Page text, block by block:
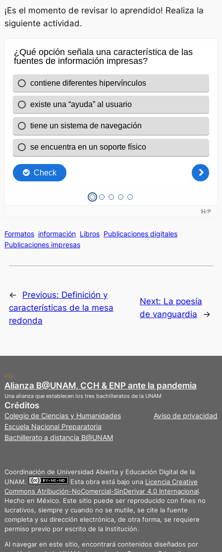
¡Es el momento de revisar lo aprendido! Realiza la
siguiente actividad.
Formatos información Libros Publicaciones digitales
Publicaciones impresas
← Previous: Definición y
características de la mesa
redonda
Next: La poesía
de vanguardia
→
Alianza B@UNAM, CCH & ENP ante la pandemia
Una alianza que establecen los tres bachilleratos de la UNAM
Créditos
Colegio de Ciencias y Humanidades
Escuela Nacional Preparatoria
Bachillerato a distancia B@UNAM
Aviso de privacidad
Coordinación de Universidad Abierta y Educación Digital de la
UNAM.
Esta obra está bajo una Licencia Creative
Commons Atribución-NoComercial-SinDerivar 4.0 Internacional.
Hecho en México. Este sitio puede ser reproducido con fines no
lucrativos, siempre y cuando no se mutile, se cite la fuente
completa y su dirección electrónica, de otra forma, se requiere
permiso previo por escrito de la Institución.
Al navegar en este sitio, encontrará contenidos diseñados por